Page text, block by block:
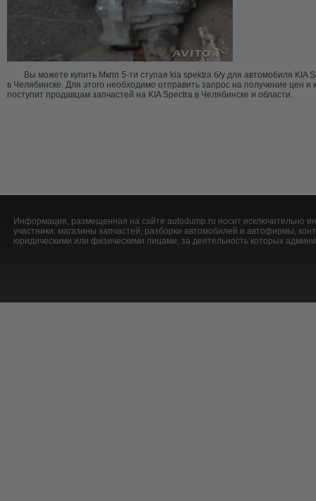
Вы можете купить Мкпп 5-ти ступая kia spektra б/у для автомобиля KIA
в Челябинске. Для этого необходимо отправить запрос на получение цен и
поступит продавцам запчастей на KIA Spectra в Челябинске и области.
Информация, размещенная на сайте autodump.ru носит исключительно
участники: магазины запчастей, разборки автомобилей и автофирмы,
юридическими или физическими лицами, за деятельность которых